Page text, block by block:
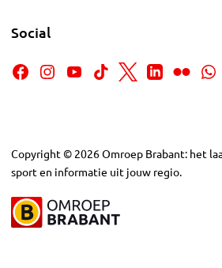
Social
Copyright © 2026Omroep Brabant: het
sport en informatie uit jouw regio.